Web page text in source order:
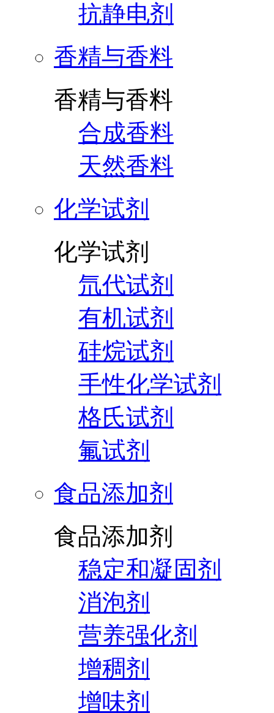
抗静电剂
香精与香料
香精与香料
合成香料
天然香料
化学试剂
化学试剂
氘代试剂
有机试剂
硅烷试剂
手性化学试剂
格氏试剂
氟试剂
食品添加剂
食品添加剂
稳定和凝固剂
消泡剂
营养强化剂
增稠剂
增味剂